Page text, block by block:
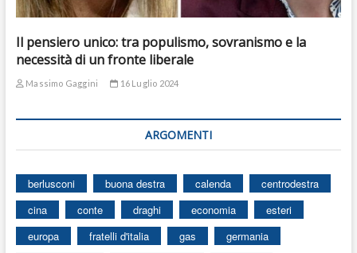
Il pensiero unico: tra populismo, sovranismo e la
necessità di un fronte liberale
Massimo Gaggini 16 Luglio 2024
ARGOMENTI
berlusconi buona destra calenda
centrodestra
cina
conte draghi economia
esteri
europa
fratelli d'italia gas
germania